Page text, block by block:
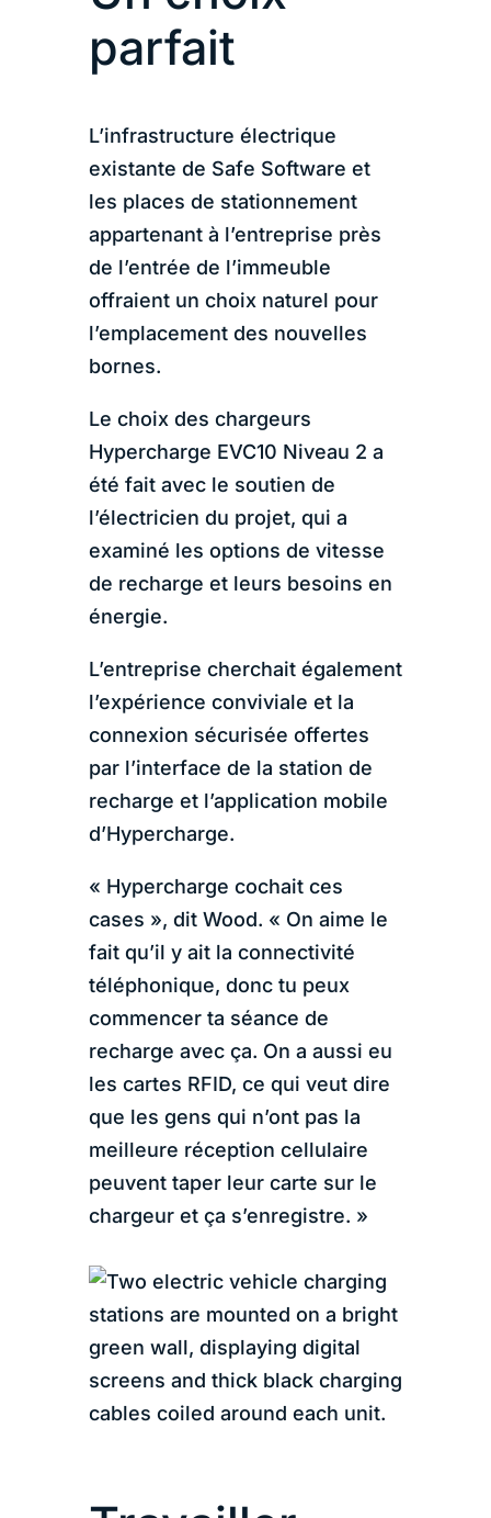
parfait
L’infrastructure électrique
existante de Safe Software et
les places de stationnement
appartenant à l’entreprise près
de l’entrée de l’immeuble
offraient un choix naturel pour
l’emplacement des nouvelles
bornes.
Le choix des chargeurs
Hypercharge EVC10 Niveau 2 a
été fait avec le soutien de
l’électricien du projet, qui a
examiné les options de vitesse
de recharge et leurs besoins en
énergie.
L’entreprise cherchait également
l’expérience conviviale et la
connexion sécurisée offertes
par l’interface de la station de
recharge et l’application mobile
d’Hypercharge.
« Hypercharge cochait ces
cases », dit Wood. « On aime le
fait qu’il y ait la connectivité
téléphonique, donc tu peux
commencer ta séance de
recharge avec ça. On a aussi eu
les cartes RFID, ce qui veut dire
que les gens qui n’ont pas la
meilleure réception cellulaire
peuvent taper leur carte sur le
chargeur et ça s’enregistre. »